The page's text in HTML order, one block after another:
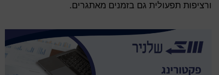
ורציפות תפעולית גם בזמנים מאתגרים.